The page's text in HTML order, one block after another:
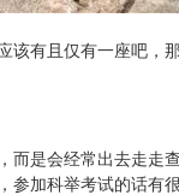
有且仅有一座吧，那
是会经常出去走走查
加科举考试的话有